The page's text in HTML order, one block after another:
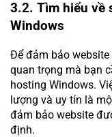
3.2. Tìm hiểu về
Windows
Để đảm bảo
quan trọng mà bạn
hosting Windows.
lượng và uy tín là
đảm bảo website
định.